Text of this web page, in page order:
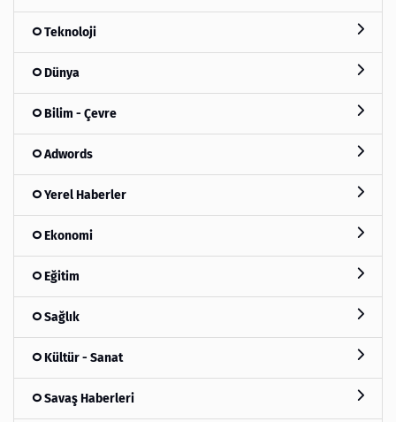
Teknoloji
Dünya
Bilim - Çevre
Adwords
Yerel Haberler
Ekonomi
Eğitim
Sağlık
Kültür - Sanat
Savaş Haberleri